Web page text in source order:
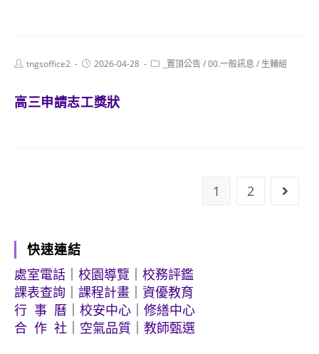
Posttngsoffice2
Post2026-04-28
Post _置頂公告/00.一般訊息 / 生輔組
高三申請志工獎狀
1 2 Go to
快速連結
處室電話
校園導覽
校務評鑑
課表查詢
課程計畫
資優教育
行 事 曆
校安中心
修繕中心
合 作 社
空氣品質 教師甄選